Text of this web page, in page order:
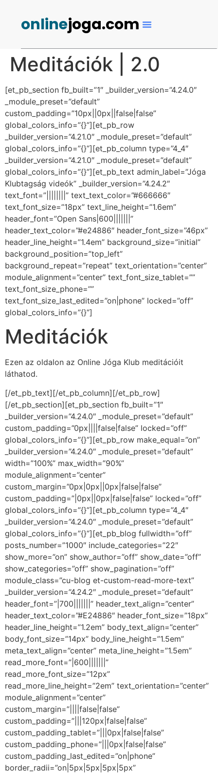
onlinejoga.com
Meditációk | 2.0
[et_pb_section fb_built=”1″ _builder_version=”4.24.0″
_module_preset=”default”
custom_padding=”10px||0px||false|false”
global_colors_info=”{}”][et_pb_row
_builder_version=”4.21.0″ _module_preset=”default”
global_colors_info=”{}”][et_pb_column type=”4_4″
_builder_version=”4.21.0″ _module_preset=”default”
global_colors_info=”{}”][et_pb_text admin_label=”Jóga
Klubtagság videók” _builder_version=”4.24.2″
text_font=”||||||||” text_text_color=”#666666″
text_font_size=”18px” text_line_height=”1.6em”
header_font=”Open Sans|600|||||||”
header_text_color=”#e24886″ header_font_size=”46px”
header_line_height=”1.4em” background_size=”initial”
background_position=”top_left”
background_repeat=”repeat” text_orientation=”center”
module_alignment=”center” text_font_size_tablet=””
text_font_size_phone=””
text_font_size_last_edited=”on|phone” locked=”off”
global_colors_info=”{}”]
Meditációk
Ezen az oldalon az Online Jóga Klub meditációit
láthatod.
[/et_pb_text][/et_pb_column][/et_pb_row]
[/et_pb_section][et_pb_section fb_built=”1″
_builder_version=”4.24.0″ _module_preset=”default”
custom_padding=”0px||||false|false” locked=”off”
global_colors_info=”{}”][et_pb_row make_equal=”on”
_builder_version=”4.24.0″ _module_preset=”default”
width=”100%” max_width=”90%”
module_alignment=”center”
custom_margin=”0px|0px||0px|false|false”
custom_padding=”|0px||0px|false|false” locked=”off”
global_colors_info=”{}”][et_pb_column type=”4_4″
_builder_version=”4.24.0″ _module_preset=”default”
global_colors_info=”{}”][et_pb_blog fullwidth=”off”
posts_number=”1000″ include_categories=”22″
show_more=”on” show_author=”off” show_date=”off”
show_categories=”off” show_pagination=”off”
module_class=”cu-blog et-custom-read-more-text”
_builder_version=”4.24.2″ _module_preset=”default”
header_font=”|700|||||||” header_text_align=”center”
header_text_color=”#E24886″ header_font_size=”18px”
header_line_height=”1.2em” body_text_align=”center”
body_font_size=”14px” body_line_height=”1.5em”
meta_text_align=”center” meta_line_height=”1.5em”
read_more_font=”|600|||||||”
read_more_font_size=”12px”
read_more_line_height=”2em” text_orientation=”center”
module_alignment=”center”
custom_margin=”||||false|false”
custom_padding=”|||120px|false|false”
custom_padding_tablet=”|||0px|false|false”
custom_padding_phone=”|||0px|false|false”
custom_padding_last_edited=”on|phone”
border_radii=”on|5px|5px|5px|5px”